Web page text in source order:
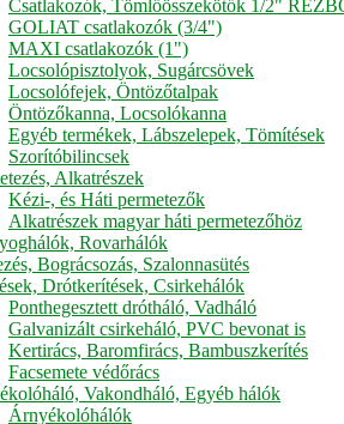
Csatlakozók, Tömlőösszekötők 1/2"
GOLIAT csatlakozók (3/4")
MAXI csatlakozók (1")
Locsolópisztolyok, Sugárcsövek
Locsolófejek, Öntözőtalpak
Öntözőkanna, Locsolókanna
Egyéb termékek, Lábszelepek, Tömítések
Szorítóbilincsek
Alkatrészek
Kézi-, és Háti permetezők
Alkatrészek magyar háti permetezőhöz
Rovarhálók
Bográcsozás, Szalonnasütés
Drótkerítések, Csirkehálók
Ponthegesztett drótháló, Vadháló
Galvanizált csirkeháló, PVC bevonat is
Kertirács, Baromfirács, Bambuszkerítés
Facsemete védőrács
Vakondháló, Egyéb hálók
Árnyékolóhálók